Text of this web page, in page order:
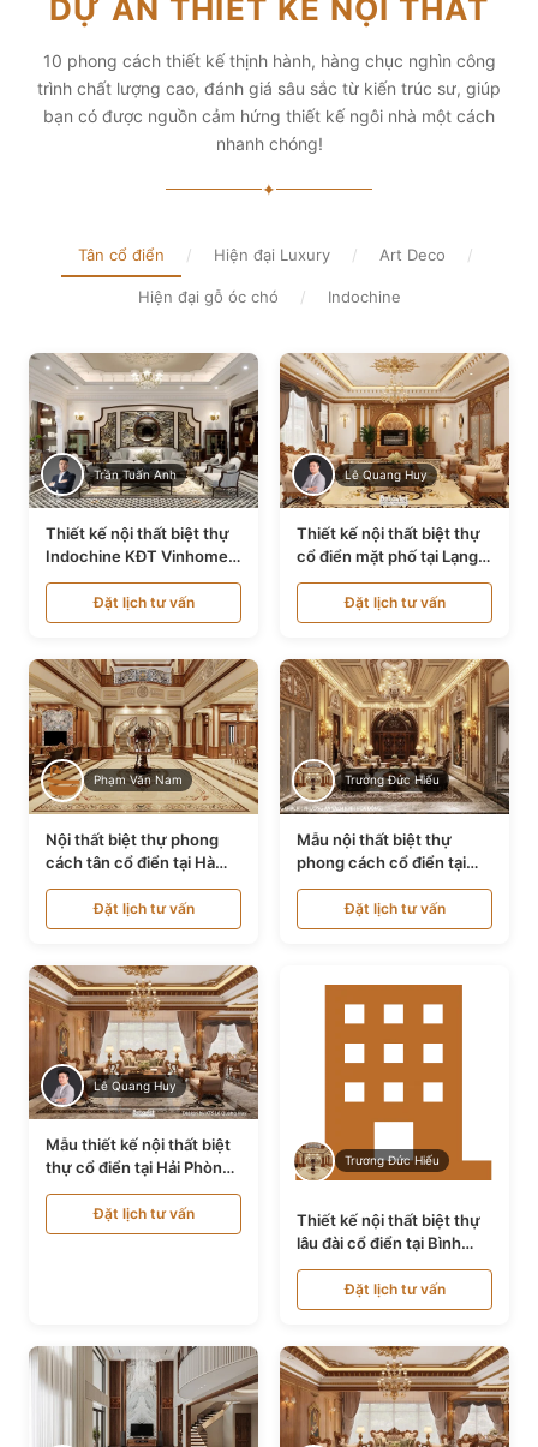
diện tích và thẩm mỹ
Xem chi tiết
DỰ ÁN THIẾT KẾ NỘI THẤT
10 phong cách thiết kế thịnh hành, hàng chục nghìn công
trình chất lượng cao, đánh giá sâu sắc từ kiến trúc sư, giúp
bạn có được nguồn cảm hứng thiết kế ngôi nhà một cách
nhanh chóng!
✦
Tân cổ điển / Hiện đại Luxury / Art Deco /
Hiện đại gỗ óc chó / Indochine
Trần Tuấn Anh
Thiết kế nội thất biệt thự
Indochine KĐT Vinhomes
Ocean Park NT24600
Đặt lịch tư vấn
Lê Quang Huy
Thiết kế nội thất biệt thự
cổ điển mặt phố tại Lạng
Sơn NT24534
Đặt lịch tư vấn
Phạm Văn Nam
Nội thất biệt thự phong
cách tân cổ điển tại Hà
Nội NT24405
Đặt lịch tư vấn
Trương Đức Hiếu
Mẫu nội thất biệt thự
phong cách cổ điển tại
Bình Dương NT24532
Đặt lịch tư vấn
Lê Quang Huy
Mẫu thiết kế nội thất biệt
thự cổ điển tại Hải Phòng
NT24535
Đặt lịch tư vấn
Trương Đức Hiếu
Thiết kế nội thất biệt thự
lâu đài cổ điển tại Bình
Thuận NT21128
Đặt lịch tư vấn